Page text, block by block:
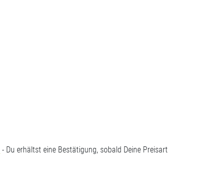
- Du erhältst eine Bestätigung, sobald Deine Preisart